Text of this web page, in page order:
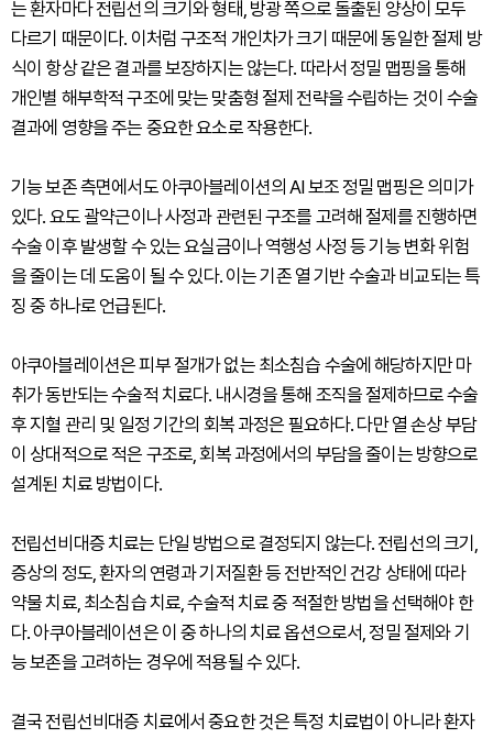
는 환자마다 전립선의 크기와 형태, 방광 쪽으로 돌출된 양상이 모두
다르기 때문이다. 이처럼 구조적 개인차가 크기 때문에 동일한 절제 방
식이 항상 같은 결과를 보장하지는 않는다. 따라서 정밀 맵핑을 통해
개인별 해부학적 구조에 맞는 맞춤형 절제 전략을 수립하는 것이 수술
결과에 영향을 주는 중요한 요소로 작용한다.
기능 보존 측면에서도 아쿠아블레이션의 AI 보조 정밀 맵핑은 의미가
있다. 요도 괄약근이나 사정과 관련된 구조를 고려해 절제를 진행하면
수술 이후 발생할 수 있는 요실금이나 역행성 사정 등 기능 변화 위험
을 줄이는 데 도움이 될 수 있다. 이는 기존 열 기반 수술과 비교되는 특
징 중 하나로 언급된다.
아쿠아블레이션은 피부 절개가 없는 최소침습 수술에 해당하지만 마
취가 동반되는 수술적 치료다. 내시경을 통해 조직을 절제하므로 수술
후 지혈 관리 및 일정 기간의 회복 과정은 필요하다. 다만 열 손상 부담
이 상대적으로 적은 구조로, 회복 과정에서의 부담을 줄이는 방향으로
설계된 치료 방법이다.
전립선비대증 치료는 단일 방법으로 결정되지 않는다. 전립선의 크기,
증상의 정도, 환자의 연령과 기저질환 등 전반적인 건강 상태에 따라
약물 치료, 최소침습 치료, 수술적 치료 중 적절한 방법을 선택해야 한
다. 아쿠아블레이션은 이 중 하나의 치료 옵션으로서, 정밀 절제와 기
능 보존을 고려하는 경우에 적용될 수 있다.
결국 전립선비대증 치료에서 중요한 것은 특정 치료법이 아니라 환자